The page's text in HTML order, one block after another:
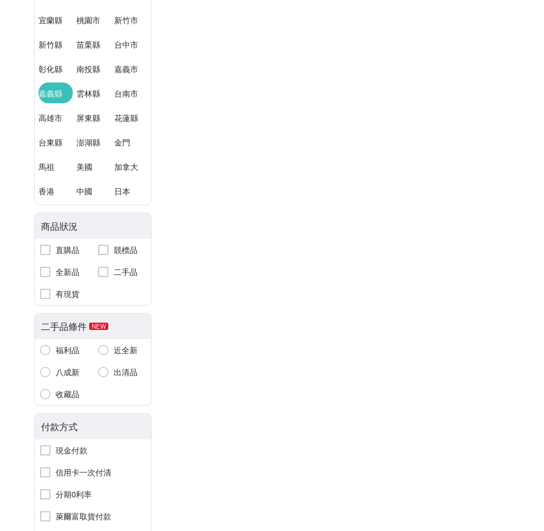
宜蘭縣 桃園市 新竹市
新竹縣 苗栗縣 台中市
彰化縣 南投縣 嘉義市
嘉義縣 雲林縣 台南市
高雄市 屏東縣 花蓮縣
台東縣 澎湖縣 金門
馬祖 美國 加拿大
香港 中國 日本
商品狀況
直購品
競標品
全新品
二手品
有現貨
二手品條件 NEW
福利品
近全新
八成新
出清品
收藏品
付款方式
現金付款
信用卡一次付清
分期0利率
萊爾富取貨付款